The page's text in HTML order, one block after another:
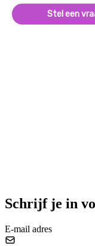
Stel een
Schrijf je in
E-mail adres